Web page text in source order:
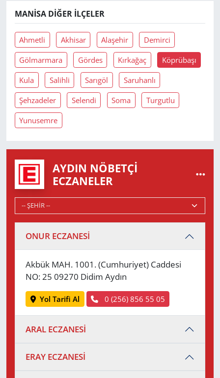
MANISA DIĞER İLÇELER
Ahmetli Akhisar Alaşehir Demirci
Gölmarmara Gördes Kırkağaç Köprübaşı
Kula Salihli Sarıgöl Saruhanlı
Şehzadeler Selendi Soma Turgutlu
Yunusemre
AYDIN NÖBETÇI
ECZANELER
ONUR ECZANESİ
Akbük MAH. 1001. (Cumhuriyet) Caddesi
NO: 25 09270 Didim Aydın
Yol Tarifi Al 0 (256) 856 55 05
ARAL ECZANESİ
ERAY ECZANESİ